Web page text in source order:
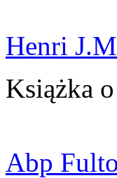
Henri
Książka
Abp